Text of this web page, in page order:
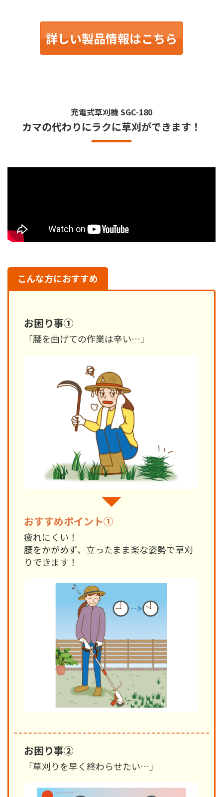
詳しい製品情報はこちら
充電式草刈機SGC-180
カマの代わりにラクに草刈ができます！
こんな方におすすめ
お困り事①
「腰を曲げての作業は辛い…」
おすすめポイント①
疲れにくい！
腰をかがめず、立ったまま楽な姿勢で草刈
りできます！
お困り事②
「草刈りを早く終わらせたい…」